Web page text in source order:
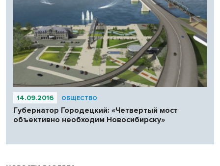
14.09.2016 ОБЩЕСТВО
Губернатор Городецкий: «Четвертый мост
объективно необходим Новосибирску»